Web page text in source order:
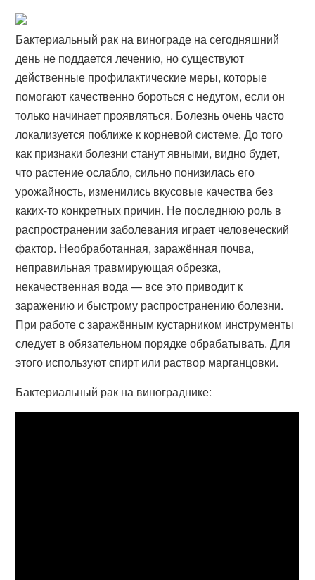
Бактериальный рак на винограде на сегодняшний
день не поддается лечению, но существуют
действенные профилактические меры, которые
помогают качественно бороться с недугом, если он
только начинает проявляться. Болезнь очень часто
локализуется поближе к корневой системе. До того
как признаки болезни станут явными, видно будет,
что растение ослабло, сильно понизилась его
урожайность, изменились вкусовые качества без
каких-то конкретных причин. Не последнюю роль в
распространении заболевания играет человеческий
фактор. Необработанная, заражённая почва,
неправильная травмирующая обрезка,
некачественная вода — все это приводит к
заражению и быстрому распространению болезни.
При работе с заражённым кустарником инструменты
следует в обязательном порядке обрабатывать. Для
этого используют спирт или раствор марганцовки.
Бактериальный рак на винограднике: